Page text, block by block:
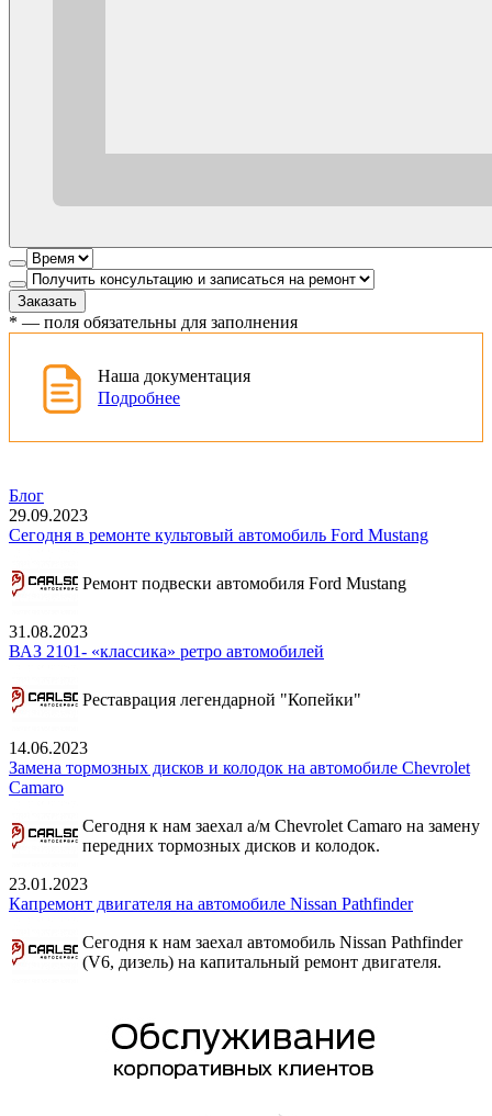
Заказать
* — поля обязательны для заполнения
Наша документация
Подробнее
Блог
29.09.2023
Сегодня в ремонте культовый автомобиль Ford Mustang
Ремонт подвески автомобиля Ford Mustang
31.08.2023
ВАЗ 2101- «классика» ретро автомобилей
Реставрация легендарной "Копейки"
14.06.2023
Замена тормозных дисков и колодок на автомобиле Chevrolet
Camaro
Сегодня к нам заехал а/м Chevrolet Camaro на замену
передних тормозных дисков и колодок.
23.01.2023
Капремонт двигателя на автомобиле Nissan Pathfinder
Сегодня к нам заехал автомобиль Nissan Pathfinder
(V6, дизель) на капитальный ремонт двигателя.